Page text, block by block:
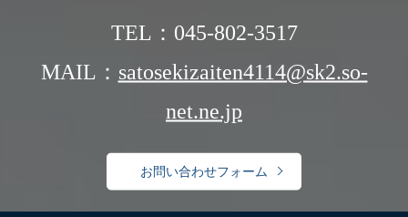
TEL：045-802-3517
MAIL： satosekizaiten4114@sk2.so-
net.ne.jp
お問い合わせフォーム